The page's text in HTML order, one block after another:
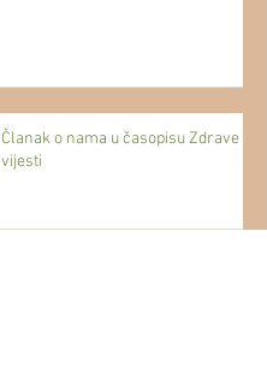
Članak o nama u časopisu Zdrave
vijesti